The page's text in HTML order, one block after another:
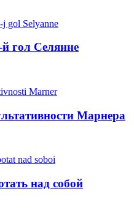
гол Селянне
Марнера
над собой